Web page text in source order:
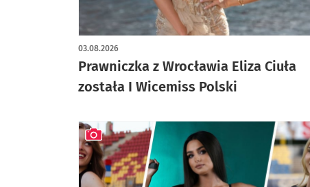
Prawniczka z Wrocławia Eliza Ciuła
została I Wicemiss Polski
03.08.2026
artykuł z galerią zdjęć